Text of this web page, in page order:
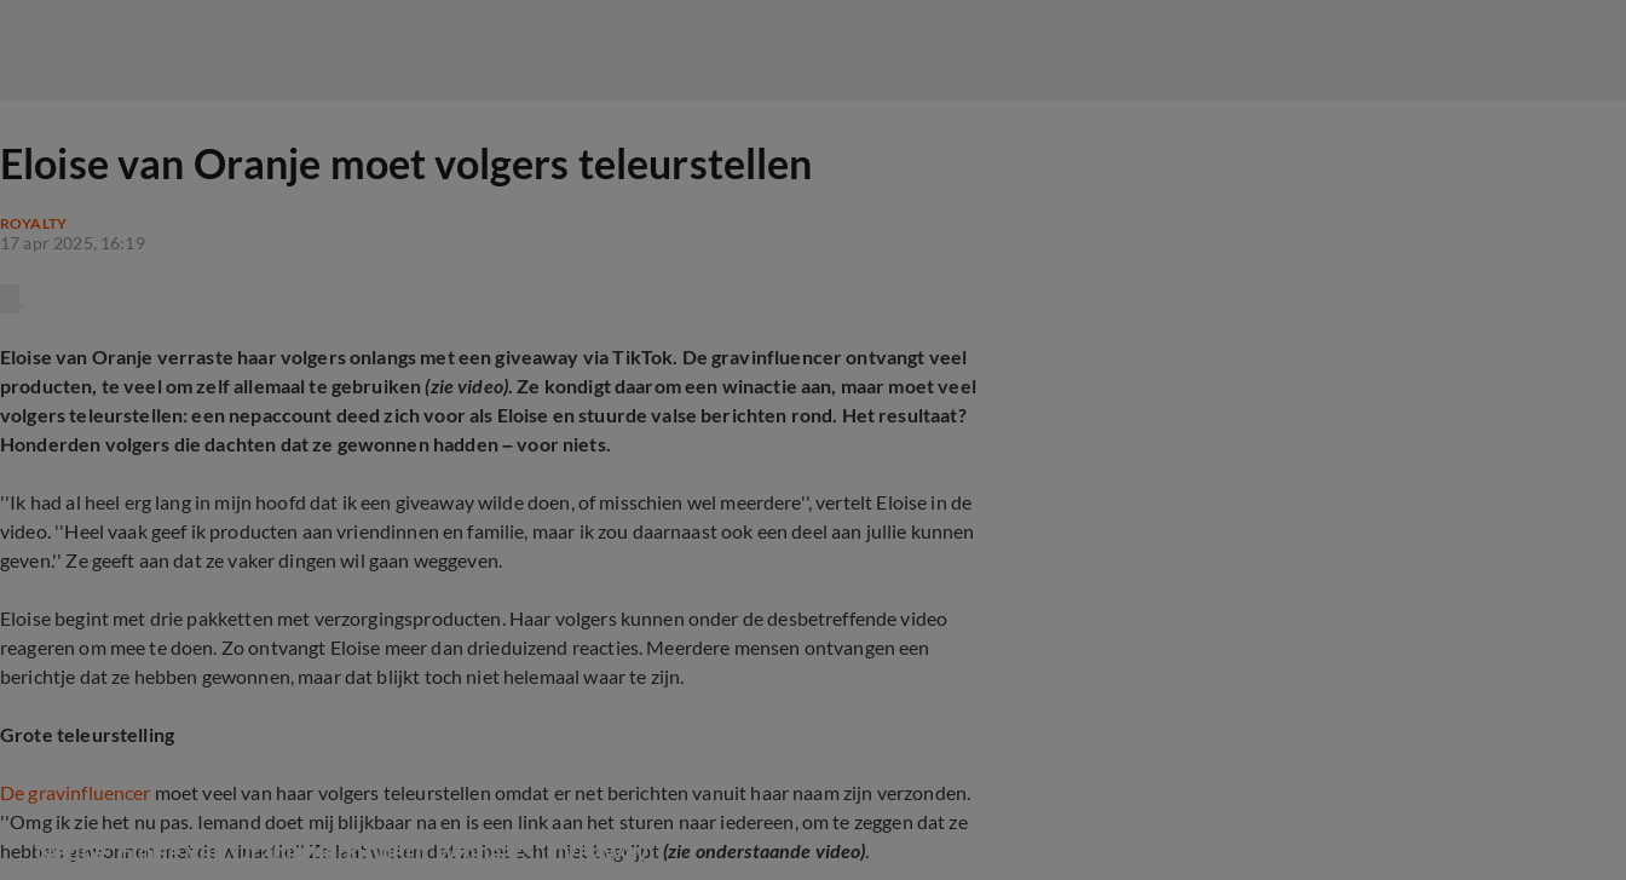
Eloise van Oranje moet volgers teleurstellen
ROYALTY
17 apr 2025, 16:19
Eloise van Oranje verraste haar volgers onlangs met een giveaway via TikTok. De gravinfluencer ontvangt veel
producten, te veel om zelf allemaal te gebruiken(zie video). Ze kondigt daarom een winactie aan, maar moet veel
volgers teleurstellen: een nepaccount deed zich voor als Eloise en stuurde valse berichten rond. Het resultaat?
Honderden volgers die dachten dat ze gewonnen hadden – voor niets.
''Ik had al heel erg lang in mijn hoofd dat ik een giveaway wilde doen, of misschien wel meerdere'', vertelt Eloise in de
video. ''Heel vaak geef ik producten aan vriendinnen en familie, maar ik zou daarnaast ook een deel aan jullie kunnen
geven.'' Ze geeft aan dat ze vaker dingen wil gaan weggeven.
Eloise begint met drie pakketten met verzorgingsproducten. Haar volgers kunnen onder de desbetreffende video
reageren om mee te doen. Zo ontvangt Eloise meer dan drieduizend reacties. Meerdere mensen ontvangen een
berichtje dat ze hebben gewonnen, maar dat blijkt toch niet helemaal waar te zijn.
Grote teleurstelling
De gravinfluencer moet veel van haar volgers teleurstellen omdat er net berichten vanuit haar naam zijn verzonden.
''Omg ik zie het nu pas. Iemand doet mij blijkbaar na en is een link aan het sturen naar iedereen, om te zeggen dat ze
hebben gewonnen met de winactie.'' Ze laat weten dat ze het echt niet begrijpt(zie onderstaande video).
'Neppe' Eloise van Oranje bedondert 'winnaars' giveaway